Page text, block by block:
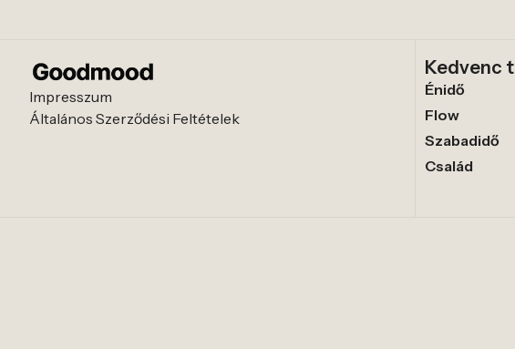
Impresszum
Általános Szerződési Feltételek
Kedvenc
Énidő
Flow
Szabadidő
Család